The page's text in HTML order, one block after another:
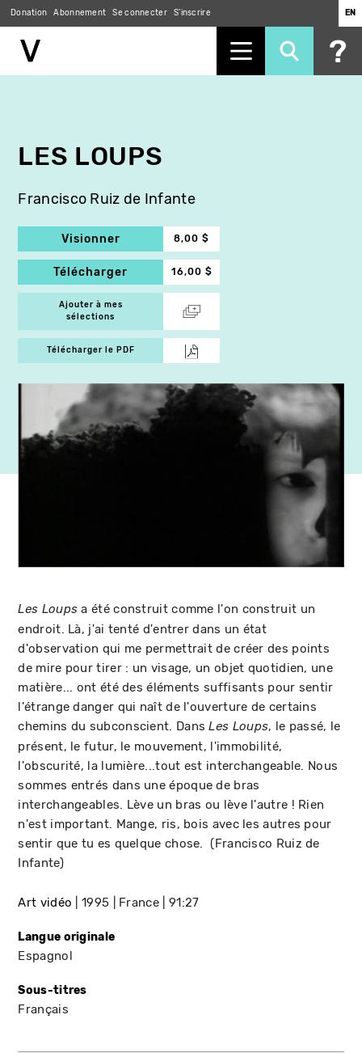
Donation Abonnement Se connecter S'inscrire EN
LES LOUPS
Francisco Ruiz de Infante
Visionner 8,00 $
Télécharger 16,00 $
Ajouter à mes
sélections
Télécharger le PDF
Les Loups a été construit comme l'on construit un
endroit. Là, j'ai tenté d'entrer dans un état
d'observation qui me permettrait de créer des points
de mire pour tirer : un visage, un objet quotidien, une
matière... ont été des éléments suffisants pour sentir
l'étrange danger qui naît de l'ouverture de certains
chemins du subconscient. Dans Les Loups, le passé, le
présent, le futur, le mouvement, l'immobilité,
l'obscurité, la lumière...tout est interchangeable. Nous
sommes entrés dans une époque de bras
interchangeables. Lève un bras ou lève l'autre ! Rien
n'est important. Mange, ris, bois avec les autres pour
sentir que tu es quelque chose. (Francisco Ruiz de
Infante)
Art vidéo 1995 France 91:27
Langue originale
Espagnol
Sous-titres
Français